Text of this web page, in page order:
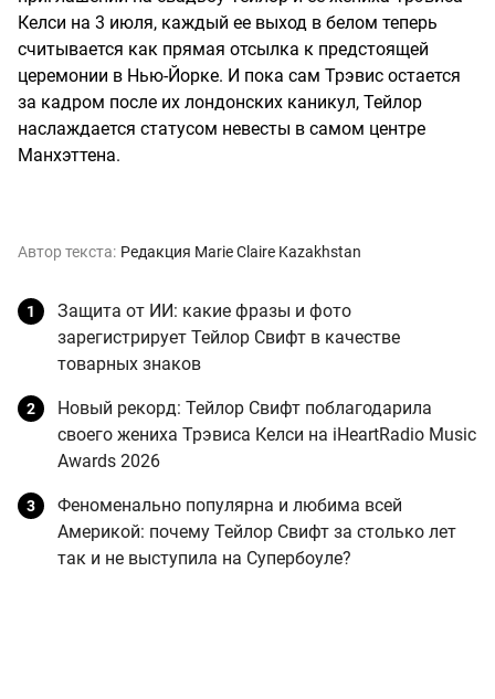
Келси на 3 июля, каждый ее выход в белом теперь
считывается как прямая отсылка к предстоящей
церемонии в Нью-Йорке. И пока сам Трэвис остается
за кадром после их лондонских каникул, Тейлор
наслаждается статусом невесты в самом центре
Манхэттена.
Автор текста: Редакция Marie Claire Kazakhstan
Защита от ИИ: какие фразы и фото
зарегистрирует Тейлор Свифт в качестве
товарных знаков
Новый рекорд: Тейлор Свифт поблагодарила
своего жениха Трэвиса Келси на iHeartRadio Music
Awards 2026
Феноменально популярна и любима всей
Америкой: почему Тейлор Свифт за столько лет
так и не выступила на Супербоуле?